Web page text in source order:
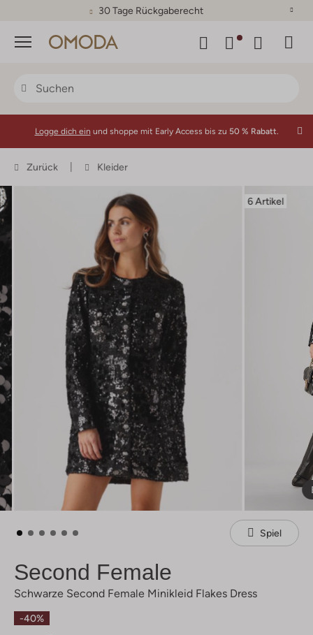
30 Tage Rückgaberecht
Menü
Logge dich ein und shoppe mit Early Access bis zu 50 % Rabatt.
Zurück Kleider
6 Artikel
Spiel
Second Female
Schwarze Second Female Minikleid Flakes Dress
-40%